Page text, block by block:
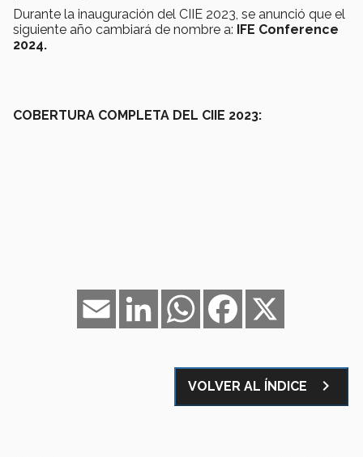
Durante la inauguración del CIIE 2023, se anunció que el
siguiente año cambiará de nombre a:
IFE Conference
2024.
COBERTURA COMPLETA DEL CIIE 2023:
Facebook
WhatsApp
LinkedIn
Email
VOLVER AL ÍNDICE navigate_next